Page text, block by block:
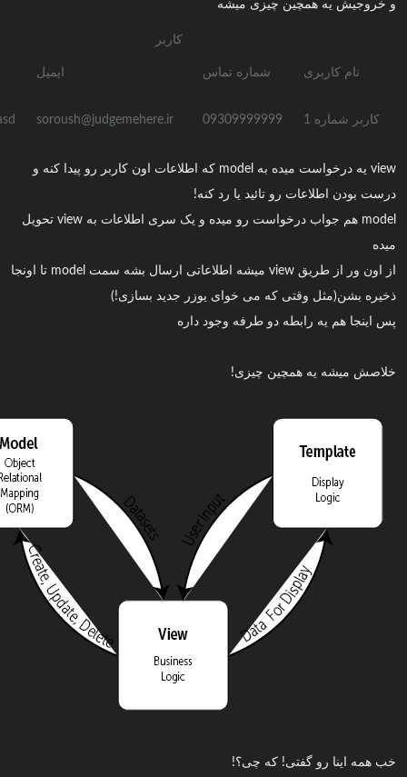
و خروجیش یه همچین چیزی میشه
کاربر
نام کاربری شماره تماس ایمیل
کاربر شماره 1 09309999999
soroush@judgemehere.ir
view یه درخواست میده به model که اطلاعات اون کاربر رو پیدا کنه و
درست بودن اطلاعات رو تائید یا رد کنه!
model هم جواب درخواست رو میده و یک سری اطلاعات به view تحویل
میده
از اون ور از طریق view میشه اطلاعاتی ارسال بشه سمت model تا اونجا
ذخیره بشن(مثل وقتی که می خوای یوزر جدید بسازی!)
پس اینجا هم یه رابطه دو طرفه وجود داره
خلاصش میشه یه همچین چیزی!
خب همه اینا رو گفتی! که چی؟!